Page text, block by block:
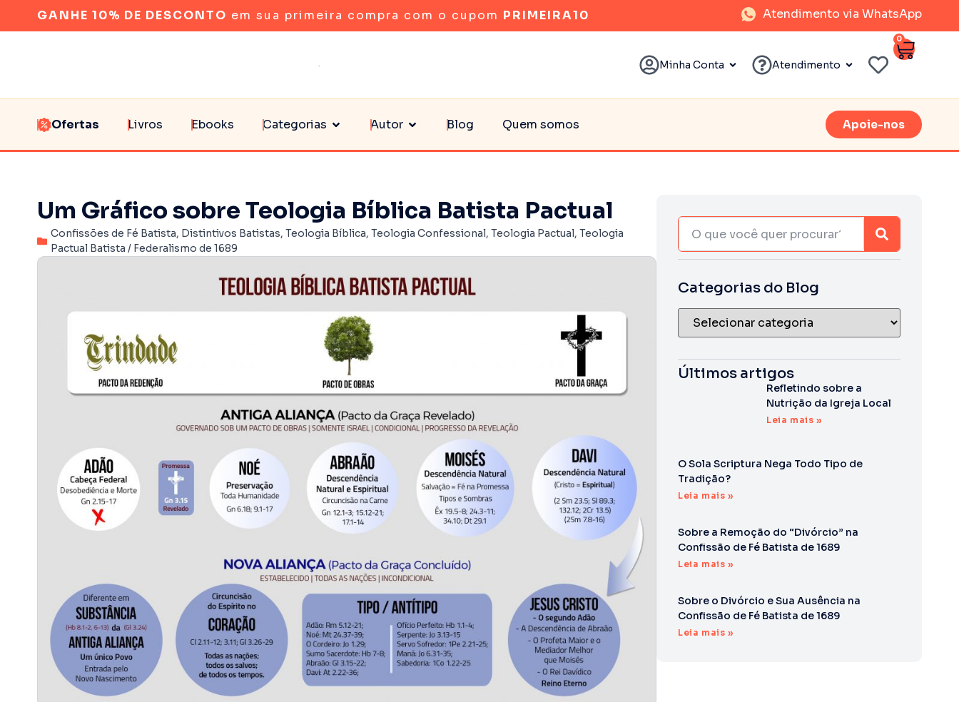
GANHE 10% DE DESCONTO em sua primeira compra com o cupom PRIMEIRA10 Atendimento via WhatsApp
Minha Conta Atendimento
0
Ofertas Livros Ebooks Categorias Autor Blog Quem somos Apoie-nos
Um Gráfico sobre Teologia Bíblica Batista Pactual
Confissões de Fé Batista, Distintivos Batistas, Teologia Bíblica, Teologia Confessional, Teologia Pactual, Teologia
Pactual Batista / Federalismo de 1689
Categorias do Blog
Últimos artigos
Refletindo sobre a
Nutrição da Igreja Local
Leia mais »
O Sola Scriptura Nega Todo Tipo de
Tradição?
Leia mais »
Sobre a Remoção do “Divórcio” na
Confissão de Fé Batista de 1689
Leia mais »
Sobre o Divórcio e Sua Ausência na
Confissão de Fé Batista de 1689
Leia mais »